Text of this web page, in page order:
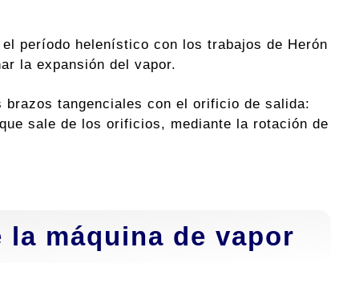
período helenístico con los trabajos de Herón
la expansión del vapor.
tangenciales con el orificio de salida:
que sale de los orificios, mediante la rotación de
máquina de vapor